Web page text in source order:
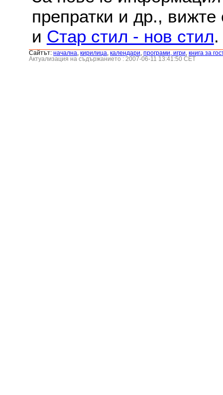
препратки и др.,
и Стар стил - нов стил.
Сайтът: началнa кирилица календари програми, игри книга за
Актуализация на съдържанието : 2007-06-11 13:41:50 CET